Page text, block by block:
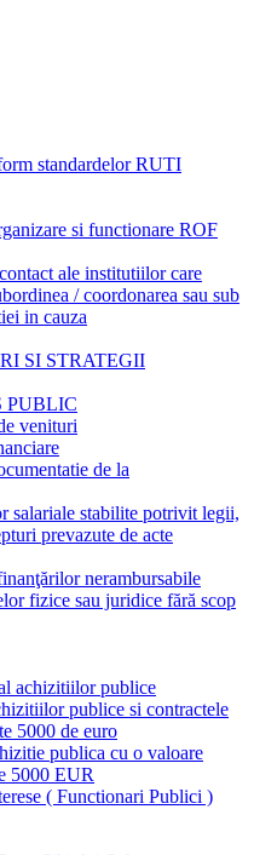
standardelor RUTI
si functionare ROF
ale institutiilor care
/ coordonarea sau sub
in cauza
SI STRATEGII
PUBLIC
venituri
de la
salariale stabilite potrivit legii,
prevazute de acte
nerambursabile
fizice sau juridice fără scop
achizitiilor publice
publice si contractele
5000 de euro
publica cu o valoare
5000 EUR
( Functionari Publici )